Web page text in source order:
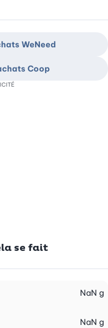
se fait
NaN g
NaN g
WeNeed
Coop